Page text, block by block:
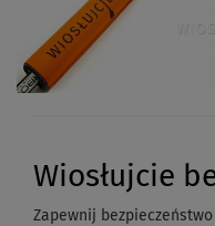
Wiosłujcie
Zapewnij